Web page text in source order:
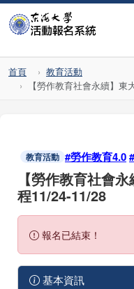
首頁
教育活動
【勞作教育社會永續】
教育活動 #勞作教育4.0
【勞作教育社會
程11/24-11/28
報名已結束！
基本資訊